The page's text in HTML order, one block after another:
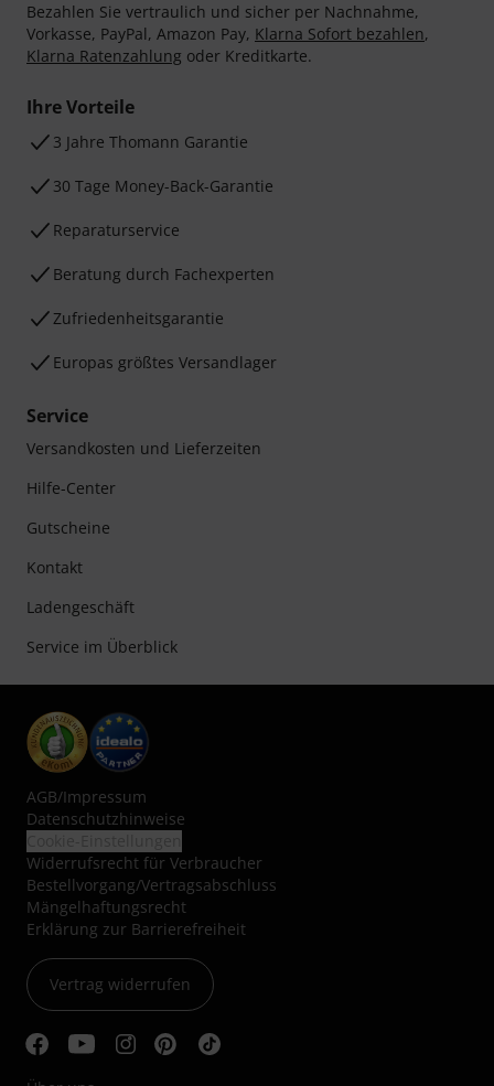
Bezahlen Sie vertraulich und sicher per Nachnahme,
Vorkasse, PayPal, Amazon Pay, Klarna Sofort bezahlen,
Klarna Ratenzahlung oder Kreditkarte.
Ihre Vorteile
3 Jahre Thomann Garantie
30 Tage Money-Back-Garantie
Reparaturservice
Beratung durch Fachexperten
Zufriedenheitsgarantie
Europas größtes Versandlager
Service
Versandkosten und Lieferzeiten
Hilfe-Center
Gutscheine
Kontakt
Ladengeschäft
Service im Überblick
AGB/Impressum
Datenschutzhinweise
Widerrufsrecht für Verbraucher
Bestellvorgang/Vertragsabschluss
Mängelhaftungsrecht
Erklärung zur Barrierefreiheit
Vertrag widerrufen